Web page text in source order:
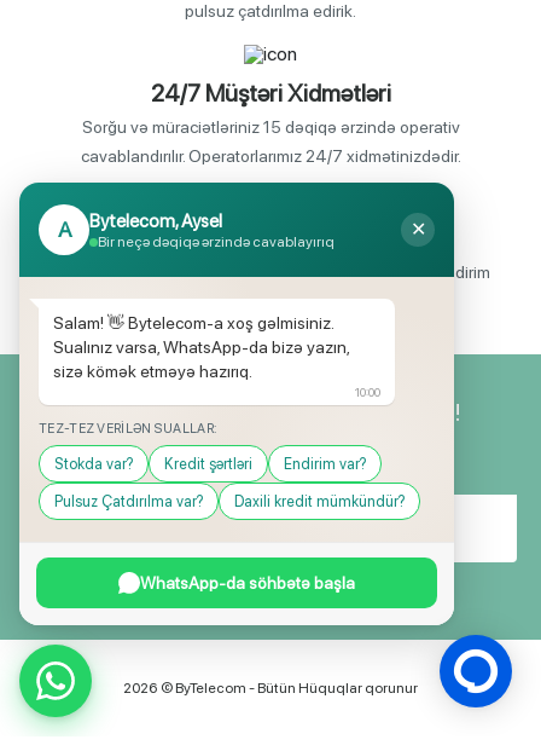
pulsuz çatdırılma edirik.
24/7 Müştəri Xidmətləri
Sorğu və müraciətləriniz 15 dəqiqə ərzində operativ
cavablandırılır. Operatorlarımız 24/7 xidmətinizdədir.
Endirimli məhsul seçimi
Mağazalarımızda mütəmadi olaraq, yüksək məbləğli endirim
və hədiyyə kampaniyaları keçirilir.
Yeniliklərimizdən ilk siz xəbərdar olun!
2026 © ByTelecom - Bütün Hüquqlar qorunur
A Bytelecom, Aysel
Bir neçə dəqiqə ərzində cavablayırıq
✕
Salam! 👋 Bytelecom-a xoş gəlmisiniz.
Sualınız varsa, WhatsApp-da bizə yazın,
sizə kömək etməyə hazırıq.
10:00
TEZ-TEZ VERILƏN SUALLAR:
Stokda var? Kredit şərtləri Endirim var?
Pulsuz Çatdırılma var? Daxili kredit mümkündür?
WhatsApp-da söhbətə başla